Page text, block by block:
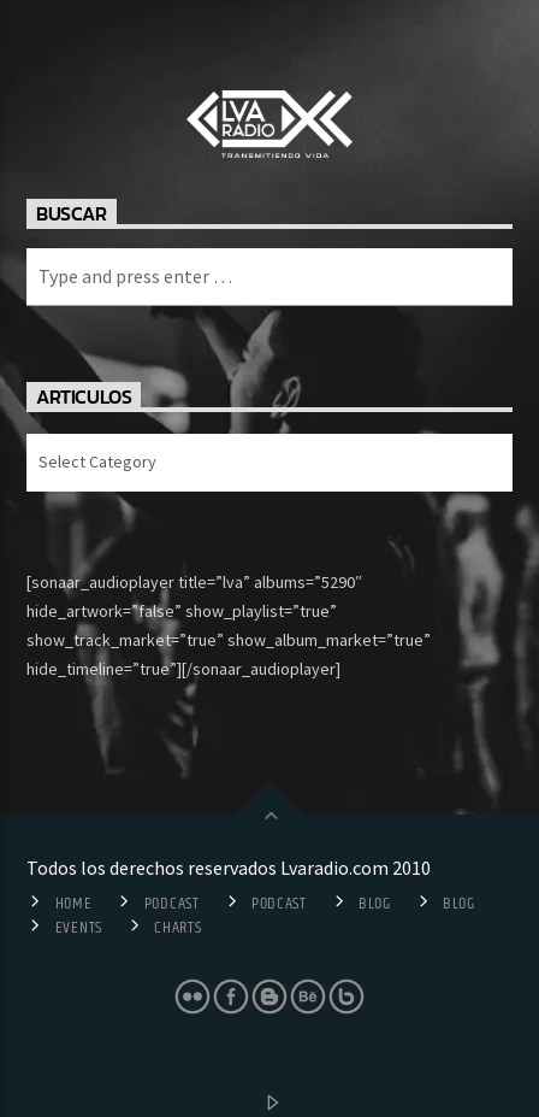
BUSCAR
ARTICULOS
Articulos
[sonaar_audioplayer title=”lva” albums=”5290″
hide_artwork=”false” show_playlist=”true”
show_track_market=”true” show_album_market=”true”
hide_timeline=”true”][/sonaar_audioplayer]
Todos los derechos reservados Lvaradio.com 2010
HOME PODCAST PODCAST BLOG
BLOG
EVENTS
CHARTS